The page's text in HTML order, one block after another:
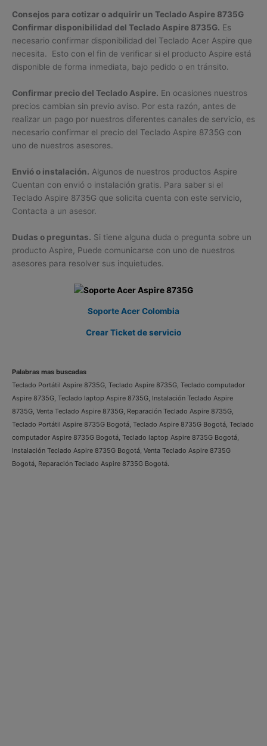
Consejos para cotizar o adquirir un Teclado Aspire 8735G
Confirmar disponibilidad del Teclado Aspire 8735G. Es
necesario confirmar disponibilidad del Teclado Acer Aspire que
necesita. Esto con el fin de verificar si el producto Aspire está
disponible de forma inmediata, bajo pedido o en tránsito.
Confirmar precio del Teclado Aspire. En ocasiones nuestros
precios cambian sin previo aviso. Por esta razón, antes de
realizar un pago por nuestros diferentes canales de servicio, es
necesario confirmar el precio del Teclado Aspire 8735G con
uno de nuestros asesores.
Envió o instalación. Algunos de nuestros productos Aspire
Cuentan con envió o instalación gratis. Para saber si el
Teclado Aspire 8735G que solicita cuenta con este servicio,
Contacta a un asesor.
Dudas o preguntas. Si tiene alguna duda o pregunta sobre un
producto Aspire, Puede comunicarse con uno de nuestros
asesores para resolver sus inquietudes.
Soporte Acer Colombia
Crear Ticket de servicio
Palabras mas buscadas
Teclado Portátil Aspire 8735G, Teclado Aspire 8735G, Teclado computador
Aspire 8735G, Teclado laptop Aspire 8735G, Instalación Teclado Aspire
8735G, Venta Teclado Aspire 8735G, Reparación Teclado Aspire 8735G,
Teclado Portátil Aspire 8735G Bogotá, Teclado Aspire 8735G Bogotá, Teclado
computador Aspire 8735G Bogotá, Teclado laptop Aspire 8735G Bogotá,
Instalación Teclado Aspire 8735G Bogotá, Venta Teclado Aspire 8735G
Bogotá, Reparación Teclado Aspire 8735G Bogotá.